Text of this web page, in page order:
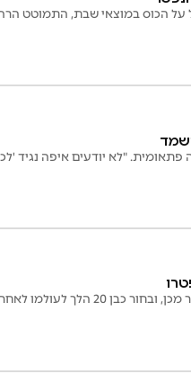
במוצאי שבת, התמוטט הרה"ג